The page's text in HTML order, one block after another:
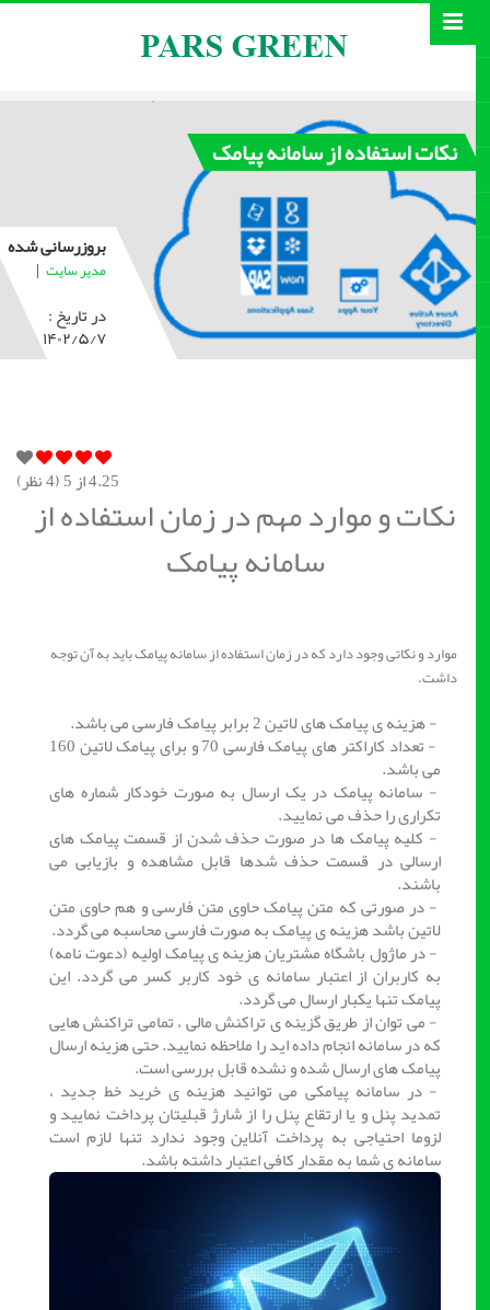
نکات استفاده از سامانه پیامک
بروزرسانی شده
مدیر سایت |
در تاریخ :
۱۴۰۲/۵/۷
4.25از 5 ( 4نظر)
نکات و موارد مهم در زمان استفاده از
سامانه پیامک
موارد و نکاتی وجود دارد که در زمان استفاده از سامانه پیامک باید به آن توجه
داشت.
- هزینه ی پیامک های لاتین 2 برابر پیامک فارسی می باشد.
- تعداد کاراکتر های پیامک فارسی 70 و برای پیامک لاتین 160
می باشد.
- سامانه پیامک در یک ارسال به صورت خودکار شماره های
تکراری را حذف می نمایید.
- کلیه پیامک ها در صورت حذف شدن از قسمت پیامک های
ارسالی در قسمت حذف شدها قابل مشاهده و بازیابی می
باشند.
- در صورتی که متن پیامک حاوی متن فارسی و هم حاوی متن
لاتین باشد هزینه ی پیامک به صورت فارسی محاسبه می گردد.
- در ماژول باشگاه مشتریان هزینه ی پیامک اولیه (دعوت نامه)
به کاربران از اعتبار سامانه ی خود کاربر کسر می گردد. این
پیامک تنها یکبار ارسال می گردد.
- می توان از طریق گزینه ی تراکنش مالی ، تمامی تراکنش هایی
که در سامانه انجام داده اید را ملاحظه نمایید. حتی هزینه ارسال
پیامک های ارسال شده و نشده قابل بررسی است.
- در سامانه پیامکی می توانید هزینه ی خرید خط جدید ،
تمدید پنل و یا ارتقاع پنل را از شارژ قبلیتان پرداخت نمایید و
لزوما احتیاجی به پرداخت آنلاین وجود ندارد تنها لازم است
سامانه ی شما به مقدار کافی اعتبار داشته باشد.